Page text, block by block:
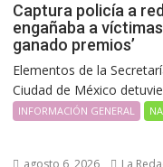
Captura policía a
engañaba a
ganado premios’
Elementos de la
Ciudad de México
INFORMACIÓN GENERAL
agosto 6, 2026 La